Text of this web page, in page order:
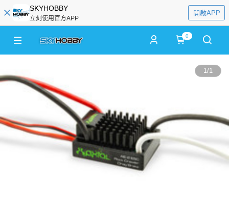
SKYHOBBY
立刻使用官方APP
開啟APP
0
1/1